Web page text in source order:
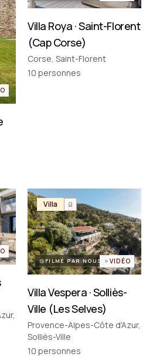
compte
Villa Roya · Saint-Florent
(Cap Corse)
Corse, Saint-Florent
10 personnes
Villa
FILMÉ PAR NOUS VIDÉO
Villa Vespera · Solliès-
Ville (Les Selves)
Provence-Alpes-Côte d'Azur,
Solliès-Ville
10 personnes